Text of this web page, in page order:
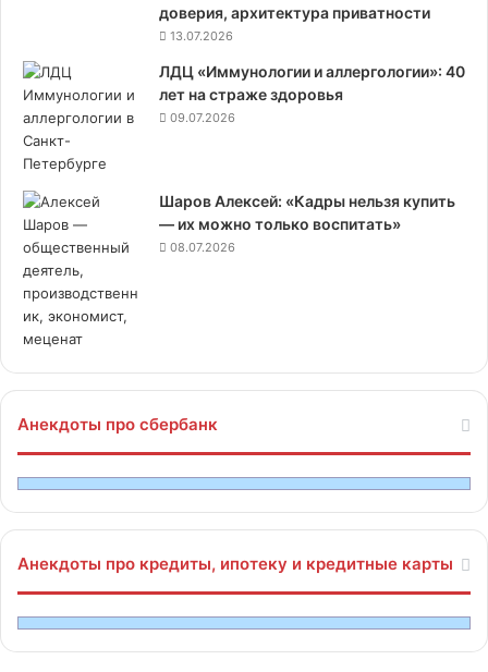
доверия, архитектура приватности
13.07.2026
ЛДЦ «Иммунологии и аллергологии»: 40
лет на страже здоровья
09.07.2026
Шаров Алексей: «Кадры нельзя купить
— их можно только воспитать»
08.07.2026
Анекдоты про сбербанк
Анекдоты про кредиты, ипотеку и кредитные карты